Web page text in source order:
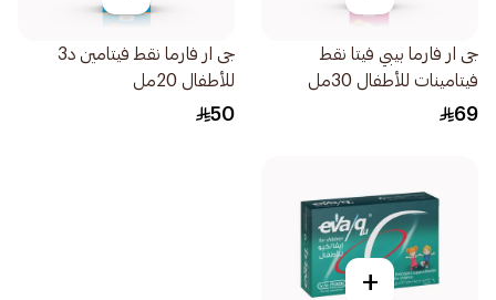
جى ار فارما بيبي فيتا نقط
فيتامينات للأطفال 30مل
69
جى ار فارما نقط فيتامين د3
للأطفال 20مل
50
+